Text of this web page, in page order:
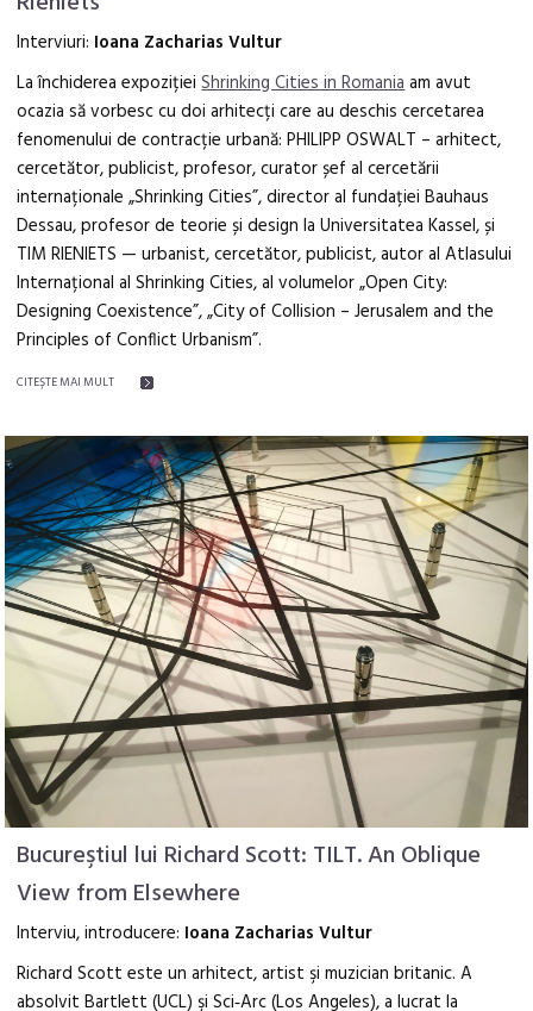
Interviuri: Ioana Zacharias Vultur
La închiderea expozițieiShrinking Cities in Romaniaam avut
ocazia să vorbesc cu doi arhitecți care au deschis cercetarea
fenomenului de contracție urbană: PHILIPP OSWALT – arhitect,
cercetător, publicist, profesor, curator șef al cercetării
internaționale „Shrinking Cities”, director al fundației Bauhaus
Dessau, profesor de teorie și design la Universitatea Kassel, și
TIM RIENIETS — urbanist, cercetător, publicist, autor al Atlasului
Internațional al Shrinking Cities, al volumelor „Open City:
Designing Coexistence”, „City of Collision – Jerusalem and the
Principles of Conflict Urbanism”.
CITEŞTE MAI MULT
Bucureştiul lui Richard Scott: TILT. An Oblique
View from Elsewhere
Interviu, introducere: Ioana Zacharias Vultur
Richard Scott este un arhitect, artist şi muzician britanic. A
absolvit Bartlett (UCL) şi Sci‑Arc (Los Angeles), a lucrat la